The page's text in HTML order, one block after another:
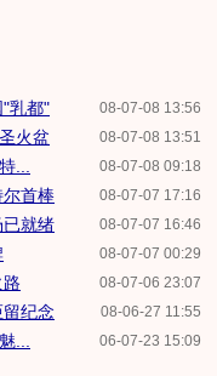
08-07-08 13:56
乳都"
08-07-08 13:51
火盆
08-07-08 09:18
...
08-07-07 17:16
首棒
08-07-07 16:46
就绪
08-07-07 00:29
08-07-06 23:07
08-06-27 11:55
纪念
06-07-23 15:09
...